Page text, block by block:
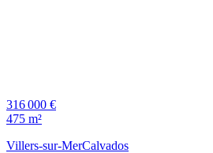
316 000 €
475 m²
Villers-sur-MerCalvados